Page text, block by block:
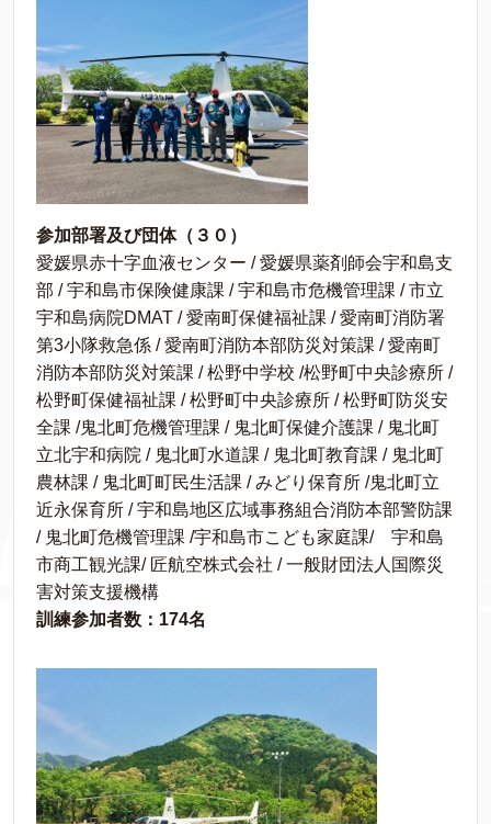
参加部署及び団体（３０）
愛媛県赤十字血液センター / 愛媛県薬剤師会宇和島支
部 / 宇和島市保険健康課 / 宇和島市危機管理課 / 市立
宇和島病院DMAT / 愛南町保健福祉課 / 愛南町消防署
第3小隊救急係 / 愛南町消防本部防災対策課 / 愛南町
消防本部防災対策課 / 松野中学校 /松野町中央診療所 /
松野町保健福祉課 / 松野町中央診療所 / 松野町防災安
全課 /鬼北町危機管理課 / 鬼北町保健介護課 / 鬼北町
立北宇和病院 / 鬼北町水道課 / 鬼北町教育課 / 鬼北町
農林課 / 鬼北町町民生活課 / みどり保育所 /鬼北町立
近永保育所 / 宇和島地区広域事務組合消防本部警防課
/ 鬼北町危機管理課 /宇和島市こども家庭課/ 宇和島
市商工観光課/ 匠航空株式会社 / 一般財団法人国際災
害対策支援機構
訓練参加者数：174名